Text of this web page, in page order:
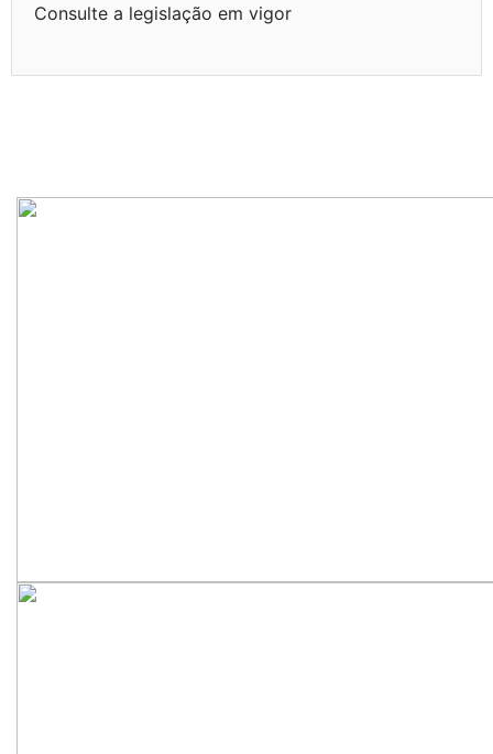
Consulte a legislação em vigor